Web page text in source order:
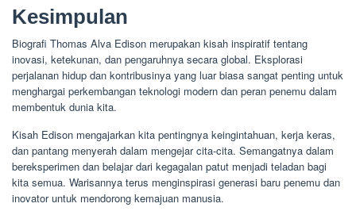
Kesimpulan
Biografi Thomas Alva Edison merupakan kisah inspiratif tentang
inovasi, ketekunan, dan pengaruhnya secara global. Eksplorasi
perjalanan hidup dan kontribusinya yang luar biasa sangat penting untuk
menghargai perkembangan teknologi modern dan peran penemu dalam
membentuk dunia kita.
Kisah Edison mengajarkan kita pentingnya keingintahuan, kerja keras,
dan pantang menyerah dalam mengejar cita-cita. Semangatnya dalam
bereksperimen dan belajar dari kegagalan patut menjadi teladan bagi
kita semua. Warisannya terus menginspirasi generasi baru penemu dan
inovator untuk mendorong kemajuan manusia.